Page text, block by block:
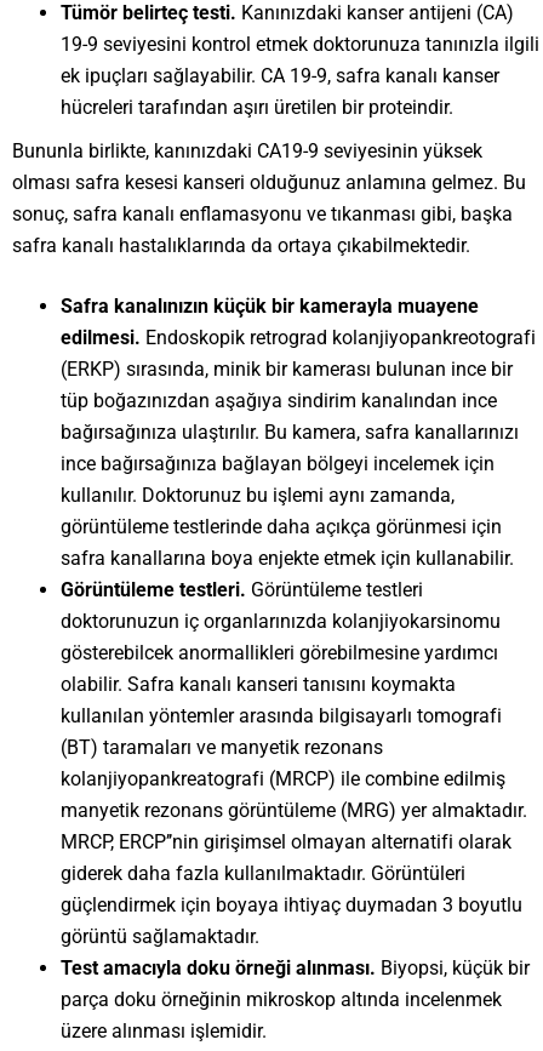
Tümör belirteç testi. Kanınızdaki kanser antijeni (CA)
19-9 seviyesini kontrol etmek doktorunuza tanınızla ilgili
ek ipuçları sağlayabilir. CA 19-9, safra kanalı kanser
hücreleri tarafından aşırı üretilen bir proteindir.
Bununla birlikte, kanınızdaki CA19-9 seviyesinin yüksek
olması safra kesesi kanseri olduğunuz anlamına gelmez. Bu
sonuç, safra kanalı enflamasyonu ve tıkanması gibi, başka
safra kanalı hastalıklarında da ortaya çıkabilmektedir.
Safra kanalınızın küçük bir kamerayla muayene
edilmesi. Endoskopik retrograd kolanjiyopankreotografi
(ERKP) sırasında, minik bir kamerası bulunan ince bir
tüp boğazınızdan aşağıya sindirim kanalından ince
bağırsağınıza ulaştırılır. Bu kamera, safra kanallarınızı
ince bağırsağınıza bağlayan bölgeyi incelemek için
kullanılır. Doktorunuz bu işlemi aynı zamanda,
görüntüleme testlerinde daha açıkça görünmesi için
safra kanallarına boya enjekte etmek için kullanabilir.
Görüntüleme testleri. Görüntüleme testleri
doktorunuzun iç organlarınızda kolanjiyokarsinomu
gösterebilcek anormallikleri görebilmesine yardımcı
olabilir. Safra kanalı kanseri tanısını koymakta
kullanılan yöntemler arasında bilgisayarlı tomografi
(BT) taramaları ve manyetik rezonans
kolanjiyopankreatografi (MRCP) ile combine edilmiş
manyetik rezonans görüntüleme (MRG) yer almaktadır.
MRCP, ERCP’’nin girişimsel olmayan alternatifi olarak
giderek daha fazla kullanılmaktadır. Görüntüleri
güçlendirmek için boyaya ihtiyaç duymadan 3 boyutlu
görüntü sağlamaktadır.
Test amacıyla doku örneği alınması. Biyopsi, küçük bir
parça doku örneğinin mikroskop altında incelenmek
üzere alınması işlemidir.